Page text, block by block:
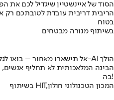
הסוד של איינשטיין שיגדיל לכם את
הריבית דריבית עובדת לטובתכם רק
בטוח
בשיתוף מנורה מבטחים
אל תישארו מאחור – בואו לגלות לאן ה-AI הולך
הבינה המלאכותית לא תחליף
בה!
בשיתוף HIT,המכון הטכנולוגי חולון